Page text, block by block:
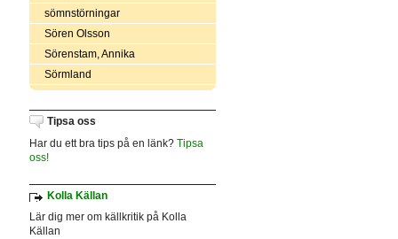
sömnstörningar
Sören Olsson
Sörenstam, Annika
Sörmland
Tipsa oss
Har du ett bra tips på en länk? Tipsa
oss!
Kolla Källan
Lär dig mer om källkritik på Kolla
Källan